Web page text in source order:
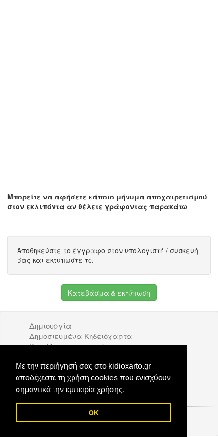
Με την περιήγησή σας στο kidioxarto.gr
αποδέχεστε τη χρήση cookies που ενισχύουν
σημαντικά την εμπειρία χρήσης.
OK
Μπορείτε να αφήσετε κάποιο μήνυμα αποχαιρετισμού
στον εκλιπόντα αν θέλετε γράφοντας παρακάτω
Αποθηκεύστε το έγγραφο στον υπολογιστή / συσκευή
σας και εκτυπώστε το.
Κατεβάσμα & εκτύπωση
Δημιουργία
Δημοσιευμένα Κηδειόχαρτα
Κατάλογος επιχειρήσεων
Διαφήμιση
Επικοινωνία
© 2026 Kidioxarto.gr /Επικοινωνία